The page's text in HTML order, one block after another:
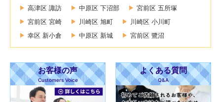
高津区 諏訪
中原区 下沼部
宮前区 五所塚
宮前区 宮崎
川崎区 旭町
川崎区 小川町
幸区 新小倉
中原区 新城 宮前区 鷺沼
お客様の声
Customers Voice
よくある質問
Q&A